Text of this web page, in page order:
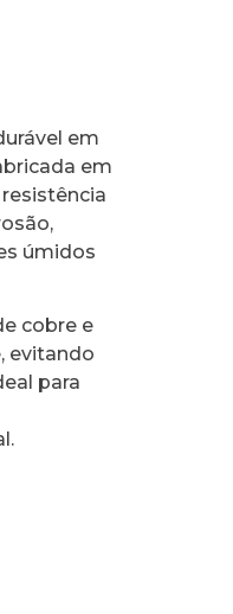
em
em
úmidos
cobre e
evitando
para